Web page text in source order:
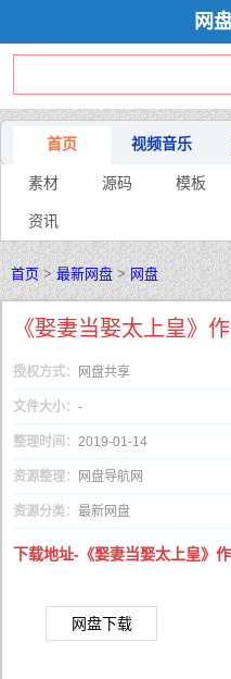
网
首页 视频音乐
素材 源码 模板
资讯
首页>最新网盘>网盘
《娶妻当娶太上皇》
授权方式： 网盘共享
文件大小： -
整理时间： 2019-01-14
资源整理： 网盘导航网
资源分类： 最新网盘
下载地址-《娶妻当娶太上皇》
网盘下载